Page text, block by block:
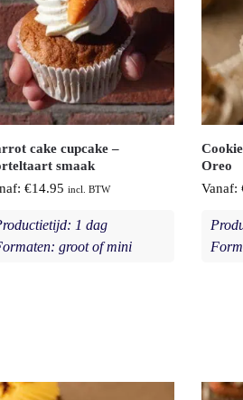
cake cupcake –
smaak
€14.95 incl. BTW
1 dag
groot of mini
Oreo
Vanaf: